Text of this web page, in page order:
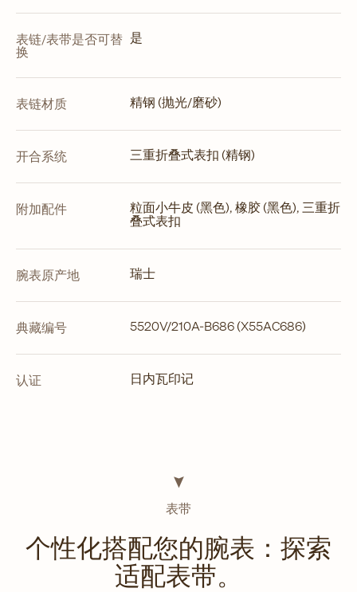
表链/表带是否可替
换
是
表链材质 精钢 (抛光/磨砂)
开合系统 三重折叠式表扣 (精钢)
附加配件 粒面小牛皮 (黑色), 橡胶 (黑色), 三重折
叠式表扣
腕表原产地 瑞士
典藏编号 5520V/210A-B686 (X55AC686)
认证 日内瓦印记
表带
个性化搭配您的腕表：探索
适配表带。